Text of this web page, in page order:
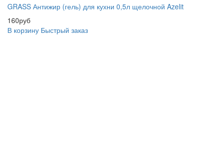
GRASS Антижир (гель) для кухни 0,5л щелочной Azelit
160руб
В корзину Быстрый заказ